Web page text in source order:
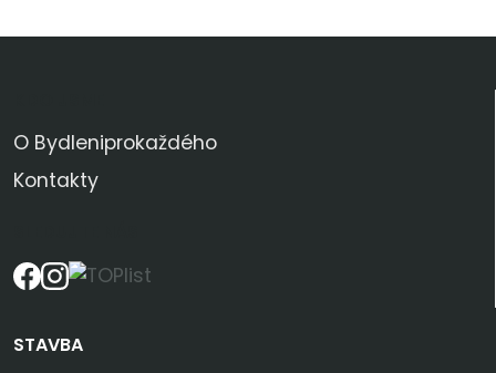
O Bydleniprokaždého
Kontakty
STAVBA